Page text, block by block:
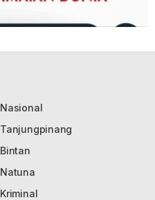
Nasional
Tanjungpinang
Bintan
Natuna
Kriminal